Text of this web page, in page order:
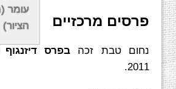
עומר
הציור)
פרסים מרכזיים
נחום טבת זכה בפרס דיזנגוף
2011.